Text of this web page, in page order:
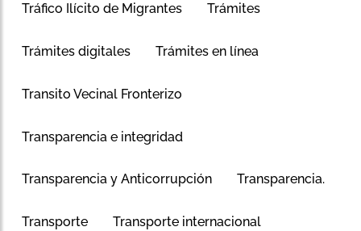
Tráfico Ilícito de Migrantes Trámites
Trámites digitales Trámites en línea
Transito Vecinal Fronterizo
Transparencia e integridad
Transparencia y Anticorrupción Transparencia.
Transporte Transporte internacional